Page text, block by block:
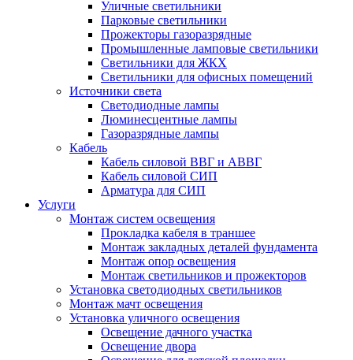
Уличные светильники
Парковые светильники
Прожекторы газоразрядные
Промышленные ламповые светильники
Светильники для ЖКХ
Светильники для офисных помещений
Источники света
Светодиодные лампы
Люминесцентные лампы
Газоразрядные лампы
Кабель
Кабель силовой ВВГ и АВВГ
Кабель силовой СИП
Арматура для СИП
Услуги
Монтаж систем освещения
Прокладка кабеля в траншее
Монтаж закладных деталей фундамента
Монтаж опор освещения
Монтаж светильников и прожекторов
Установка светодиодных светильников
Монтаж мачт освещения
Установка уличного освещения
Освещение дачного участка
Освещение двора